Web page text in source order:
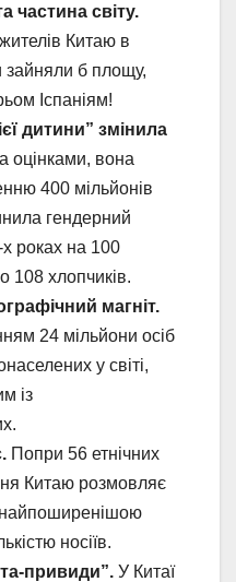
частина світу.
Китаю в
зайняли б площу,
Іспаніям!
дитини” змінила
оцінками, вона
400 мільйонів
гендерний
роках на 100
108 хлопчиків.
магніт.
24 мільйони осіб
у світі,
із
Попри 56 етнічних
Китаю розмовляє
носіїв.
привиди”. У Китаї